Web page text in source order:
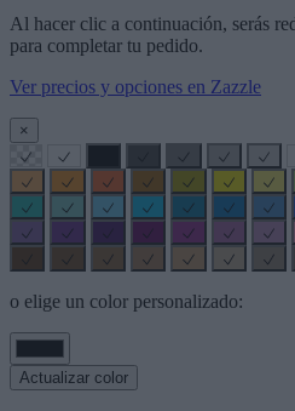
Al hacer clic a continuación, serás
para completar tu pedido.
Ver precios y opciones en Zazzle
×
o elige un color personalizado:
Actualizar color